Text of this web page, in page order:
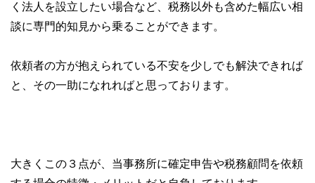
く法人を設立したい場合など、税務以外も含めた幅広い相
談に専門的知見から乗ることができます。
依頼者の方が抱えられている不安を少しでも解決できれば
と、その一助になれればと思っております。
大きくこの３点が、当事務所に確定申告や税務顧問を依頼